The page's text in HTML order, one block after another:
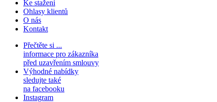
Ke stažení
Ohlasy klientů
O nás
Kontakt
Přečtěte si ...
informace pro zákazníka
před uzavřením smlouvy
Výhodné nabídky
sledujte také
na facebooku
Instagram